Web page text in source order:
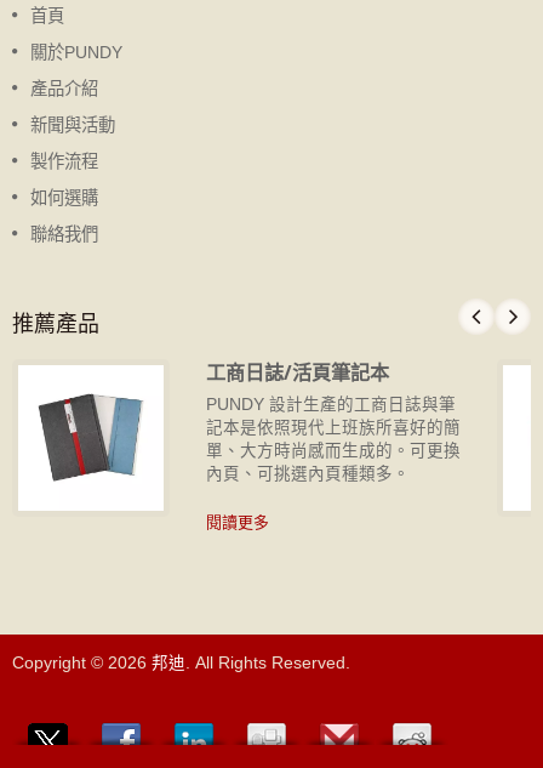
首頁
關於PUNDY
產品介紹
新聞與活動
製作流程
如何選購
聯絡我們
推薦產品
工商日誌/活頁筆記本
PUNDY 設計生產的工商日誌與筆
記本是依照現代上班族所喜好的簡
單、大方時尚感而生成的。可更換
內頁、可挑選內頁種類多。
閱讀更多
Copyright © 2026 邦迪. All Rights Reserved.